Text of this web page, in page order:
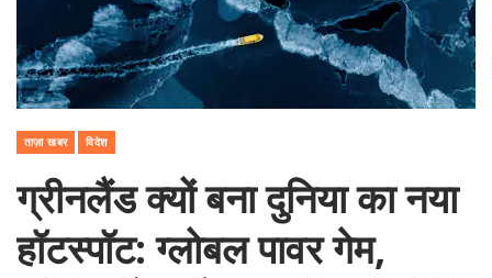
ताज़ा खबर विदेश
ग्रीनलैंड क्यों बना दुनिया का नया
हॉटस्पॉट: ग्लोबल पावर गेम,